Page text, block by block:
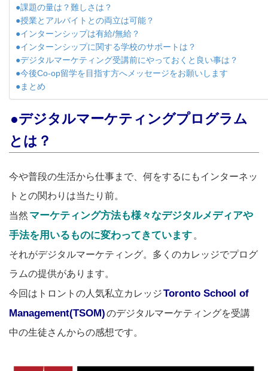
●課題の量は？難しさは？
●授業とアルバイトとの両立は可能？
●インターンシップは有給/無給？
●インターンシップに関する学校のサポートは？
●デジタルマーケティング受講前にやっておくと良い事は？
●今後Co-op留学を目指す方へメッセージをお願いします
●まとめ
●デジタルマーケティングプログラム
とは？
今や普段の生活から仕事まで、何をするにもインターネッ
トとの関わりは当たり前。
当然 マーケティング方法も様々なデジタルメディアや
手法を用いるものに変わってきています 。
それがデジタルマーケティング。多くのカレッジでプログ
ラムの提供があります。
今回はトロントの人気私立カレッジToronto School of
Management(TSOM)のデジタルマーケティングを受講
中の生徒さんからの感想です。